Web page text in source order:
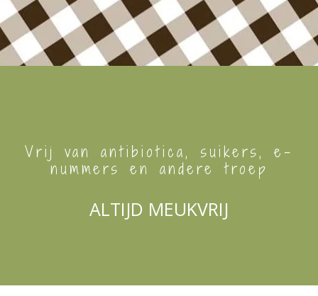
Vrij van antibiotica, suikers, e-
nummers en andere troep
ALTIJD MEUKVRIJ